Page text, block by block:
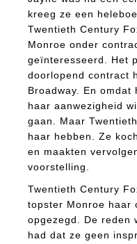
kreeg ze een
Twentieth Century
Monroe onder
geïnteresseerd. Het
doorlopend contract
Broadway. En
haar aanwezigheid
gaan. Maar
haar hebben. Ze
en maakten
voorstelling.
Twentieth Century
topster Monroe haar
opgezegd. De reden
had dat ze geen